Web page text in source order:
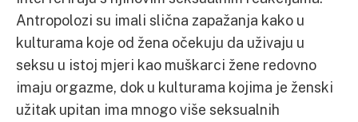
Antropolozi su imali slična zapažanja kako u
kulturama koje od žena očekuju da uživaju u
seksu u istoj mjeri kao muškarci žene redovno
imaju orgazme, dok u kulturama kojima je ženski
užitak upitan ima mnogo više seksualnih